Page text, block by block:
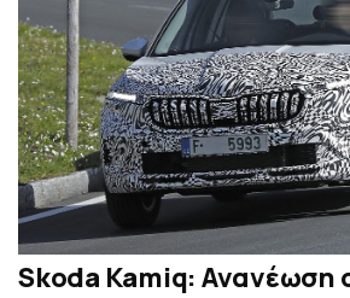
Skoda Kamiq: Ανανέωση